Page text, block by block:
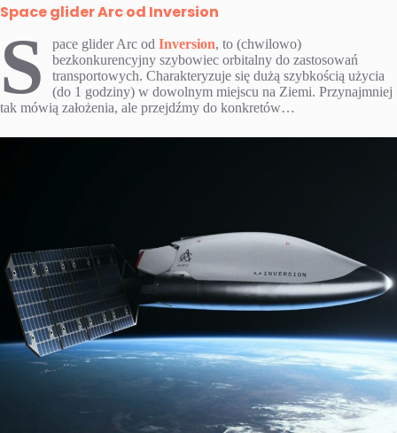
Space glider Arc od Inversion
S pace glider Arc od Inversion, to (chwilowo)
bezkonkurencyjny szybowiec orbitalny do zastosowań
transportowych. Charakteryzuje się dużą szybkością użycia
(do 1 godziny) w dowolnym miejscu na Ziemi. Przynajmniej
tak mówią założenia, ale przejdźmy do konkretów…